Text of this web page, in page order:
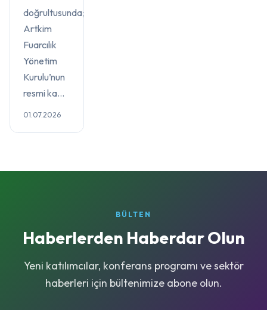
doğrultusunda;
Artkim
Fuarcılık
Yönetim
Kurulu’nun
resmi ka...
01.07.2026
BÜLTEN
Haberlerden Haberdar Olun
Yeni katılımcılar, konferans programı ve sektör
haberleri için bültenimize abone olun.